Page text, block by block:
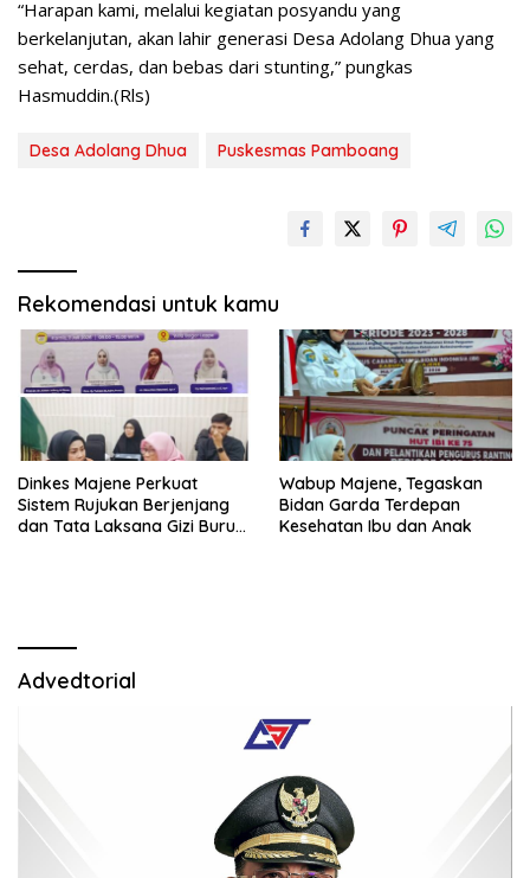
“Harapan kami, melalui kegiatan posyandu yang
berkelanjutan, akan lahir generasi Desa Adolang Dhua yang
sehat, cerdas, dan bebas dari stunting,” pungkas
Hasmuddin.(Rls)
Desa Adolang Dhua Puskesmas Pamboang
Rekomendasi untuk kamu
Dinkes Majene Perkuat
Sistem Rujukan Berjenjang
dan Tata Laksana Gizi Buruk
Wabup Majene, Tegaskan
Bidan Garda Terdepan
Kesehatan Ibu dan Anak
Advedtorial